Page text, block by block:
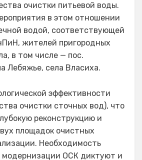
очистки питьевой воды.
в этом отношении
водой, соответствующей
жителей пригородных
в том числе — пос.
Лебяжье, села Власиха.
эффективности
очистки сточных вод), что
реконструкцию и
площадок очистных
Необходимость
модернизации ОСК диктуют и